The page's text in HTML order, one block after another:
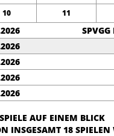
10
11
SPVGG
AUF EINEM BLICK
INSGESAMT 18